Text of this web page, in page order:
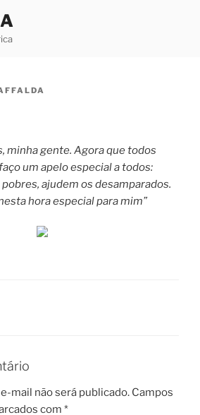
minha gente. Agora que todos
um apelo especial a todos:
ajudem os desamparados.
hora especial para mim”
mail não será publicado. Campos
com *